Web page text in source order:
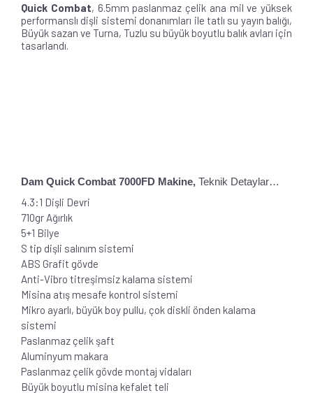
Quick Combat, 6.5mm paslanmaz çelik ana mil ve yüksek
performanslı dişli sistemi donanımları ile tatlı su yayın balığı,
Büyük sazan ve Turna, Tuzlu su büyük boyutlu balık avları için
tasarlandı.
Dam Quick Combat 7000FD Makine, Teknik Detaylar…
4.3:1 Dişli Devri
710gr Ağırlık
5+1 Bilye
S tip dişli salınım sistemi
ABS Grafit gövde
Anti-Vibro titreşimsiz kalama sistemi
Misina atış mesafe kontrol sistemi
Mikro ayarlı, büyük boy pullu, çok diskli önden kalama
sistemi
Paslanmaz çelik şaft
Aluminyum makara
Paslanmaz çelik gövde montaj vidaları
Büyük boyutlu misina kefalet teli